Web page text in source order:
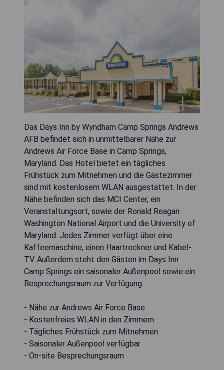
Das Days Inn by Wyndham Camp Springs Andrews
AFB befindet sich in unmittelbarer Nähe zur
Andrews Air Force Base in Camp Springs,
Maryland. Das Hotel bietet ein tägliches
Frühstück zum Mitnehmen und die Gästezimmer
sind mit kostenlosem WLAN ausgestattet. In der
Nähe befinden sich das MCI Center, ein
Veranstaltungsort, sowie der Ronald Reagan
Washington National Airport und die University of
Maryland. Jedes Zimmer verfügt über eine
Kaffeemaschine, einen Haartrockner und Kabel-
TV. Außerdem steht den Gästen im Days Inn
Camp Springs ein saisonaler Außenpool sowie ein
Besprechungsraum zur Verfügung.
- Nähe zur Andrews Air Force Base
- Kostenfreies WLAN in den Zimmern
- Tägliches Frühstück zum Mitnehmen
- Saisonaler Außenpool verfügbar
- On-site Besprechungsraum